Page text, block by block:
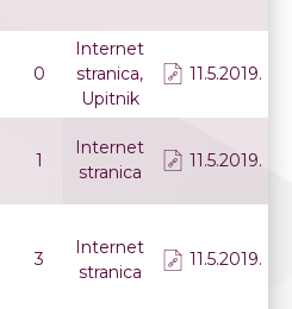
0
Internet
stranica,
Upitnik
11.5.2019.
1
Internet
stranica
11.5.2019.
3
Internet
stranica
11.5.2019.